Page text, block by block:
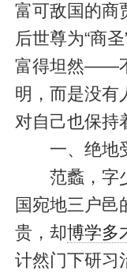
富可敌国的商
后世尊为“商
富得坦然——
明，而是没有
对自己也保持
一、绝地
范蠡，字少
国宛地三户邑
贵，却博学多
计然门下研习